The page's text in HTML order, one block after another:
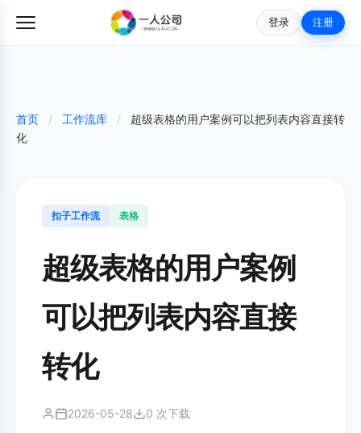
登录 注册
首页 / 工作流库 /
超级表格的用户案例可以把列表内容直接转
化
扣子工作流 表格
超级表格的用户案例
可以把列表内容直接
转化
2026-05-28 0 次下载